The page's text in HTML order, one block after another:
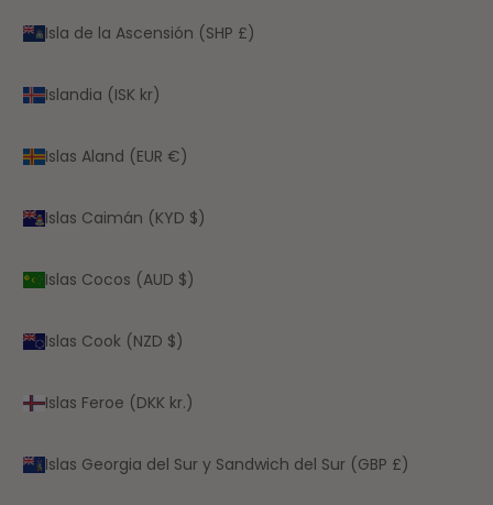
Isla de la Ascensión (SHP £)
Islandia (ISK kr)
Islas Aland (EUR €)
Islas Caimán (KYD $)
Islas Cocos (AUD $)
Islas Cook (NZD $)
Islas Feroe (DKK kr.)
Islas Georgia del Sur y Sandwich del Sur (GBP £)